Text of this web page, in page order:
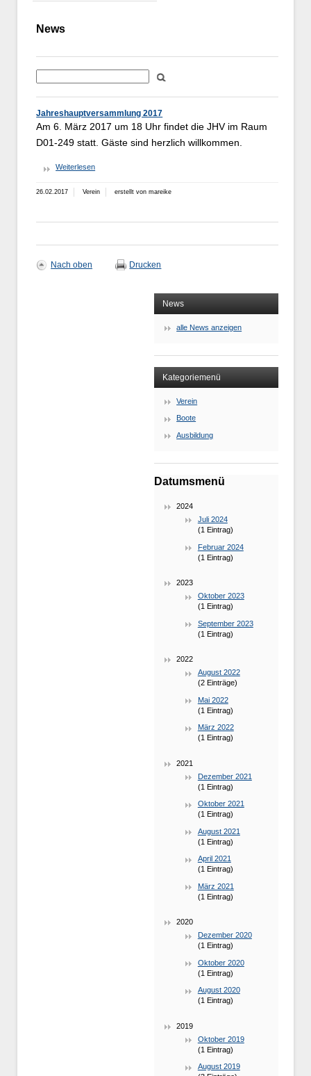
News
Jahreshauptversammlung 2017
Am 6. März 2017 um 18 Uhr findet die JHV im Raum
D01-249 statt. Gäste sind herzlich willkommen.
Weiterlesen
26.02.2017 Verein erstellt von mareike
Nach oben Drucken
News
alle News anzeigen
Kategoriemenü
Verein
Boote
Ausbildung
Datumsmenü
2024
Juli 2024
(1 Eintrag)
Februar 2024
(1 Eintrag)
2023
Oktober 2023
(1 Eintrag)
September 2023
(1 Eintrag)
2022
August 2022
(2 Einträge)
Mai 2022
(1 Eintrag)
März 2022
(1 Eintrag)
2021
Dezember 2021
(1 Eintrag)
Oktober 2021
(1 Eintrag)
August 2021
(1 Eintrag)
April 2021
(1 Eintrag)
März 2021
(1 Eintrag)
2020
Dezember 2020
(1 Eintrag)
Oktober 2020
(1 Eintrag)
August 2020
(1 Eintrag)
2019
Oktober 2019
(1 Eintrag)
August 2019